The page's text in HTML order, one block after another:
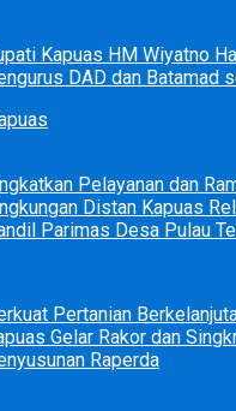
Kapuas HM Wiyatno
DAD dan Batamad
Pelayanan dan
Distan Kapuas
Parimas Desa Pulau
Pertanian
Gelar Rakor dan
Raperda